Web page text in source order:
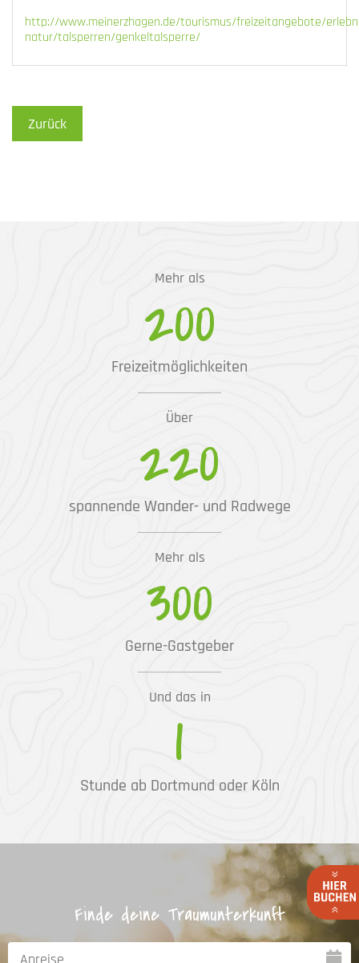
http://www.meinerzhagen.de/tourismus/freizeitangebote/
natur/talsperren/genkeltalsperre/
Zurück
Mehr als
200
Freizeitmöglichkeiten
Über
220
spannende Wander- und Radwege
Mehr als
300
Gerne-Gastgeber
Und das in
1
Stunde ab Dortmund oder Köln
Finde deine Traumunterkunft